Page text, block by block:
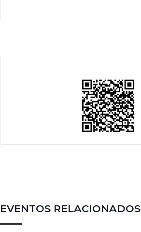
EVENTOS RELACIONADOS